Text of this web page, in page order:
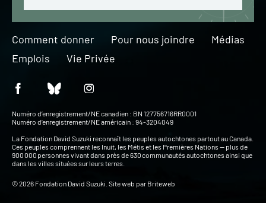
Comment donner Pour nous joindre
Médias
Emplois
Vie Privée
Numéro d’enregistrement/NE canadien : BN 127756716RR0001
Numéro d’enregistrement/NE américain : 94-3204049
La Fondation David Suzuki reconnaît les peuples autochtones partout au Canada.
Ces peuples comprennent les Inuit, les Métis et les Premières Nations — plus de
900 000 personnes vivant dans près de 630 communautés autochtones ainsi que
dans les villes situées sur leurs terres.
© 2026 Fondation David Suzuki. Site web par Briteweb